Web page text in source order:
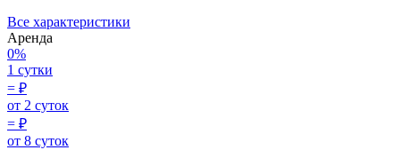
Все характеристики
Аренда
0%
1 сутки
= ₽
от 2 суток
= ₽
от 8 суток